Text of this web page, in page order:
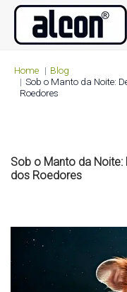
Home
Blog
Sob o Manto da Noite:
Roedores
Sob o Manto da
dos Roedores